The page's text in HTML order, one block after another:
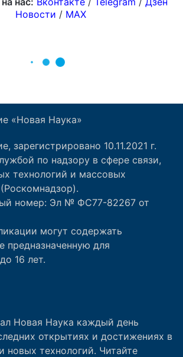
«Новая Наука»
зарегистрировано 10.11.2021 г.
по надзору в сфере связи,
технологий и массовых
номер: Эл № ФС77-82267 от
могут содержать
предназначенную для
16 лет.
Новая Наука каждый день
открытиях и достижениях в
новых технологий. Читайте